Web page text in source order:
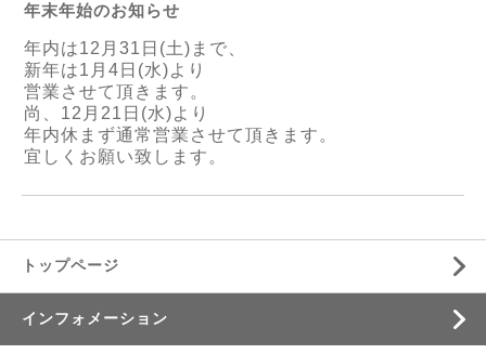
年末年始のお知らせ
年内は12月31日(土)まで、
新年は1月4日(水)より
営業させて頂きます。
尚、12月21日(水)より
年内休まず通常営業させて頂きます。
宜しくお願い致します。
トップページ
インフォメーション